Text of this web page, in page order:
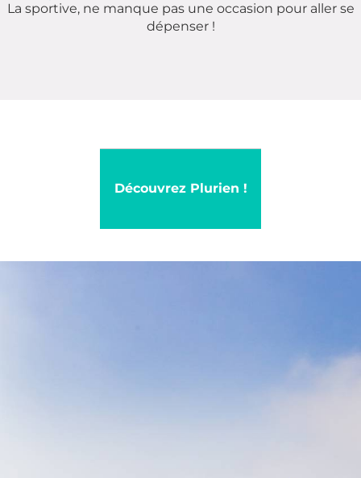
La sportive, ne manque pas une occasion pour aller se
dépenser !
Découvrez Plurien !